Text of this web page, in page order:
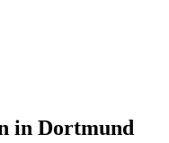
in Dortmund